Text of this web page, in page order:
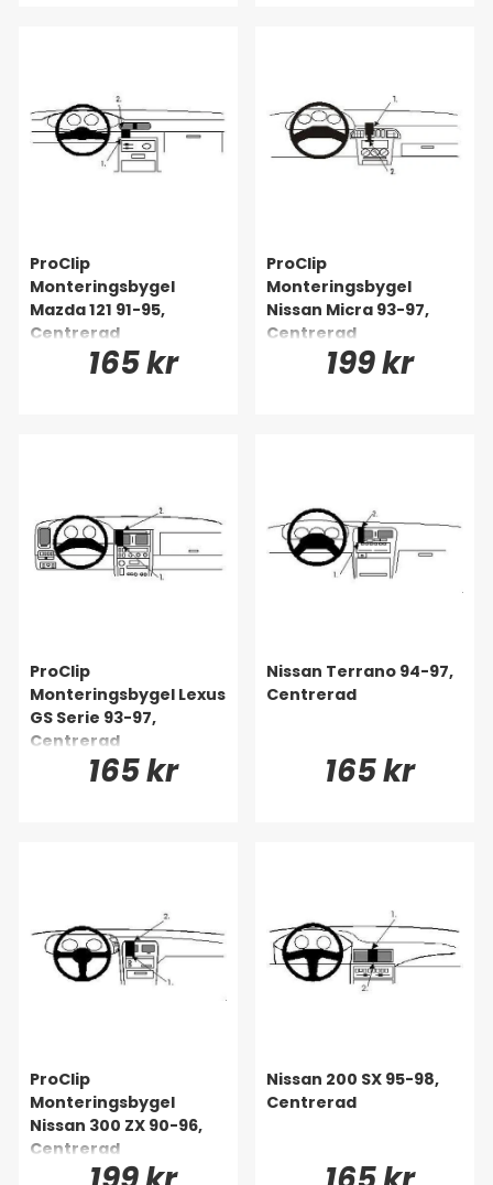
ProClip
Monteringsbygel
Mazda 121 91-95,
Centrerad
165 kr
ProClip
Monteringsbygel
Nissan Micra 93-97,
Centrerad
199 kr
ProClip
Monteringsbygel Lexus
GS Serie 93-97,
Centrerad
165 kr
Nissan Terrano 94-97,
Centrerad
165 kr
ProClip
Monteringsbygel
Nissan 300 ZX 90-96,
Centrerad
Nissan 200 SX 95-98,
Centrerad